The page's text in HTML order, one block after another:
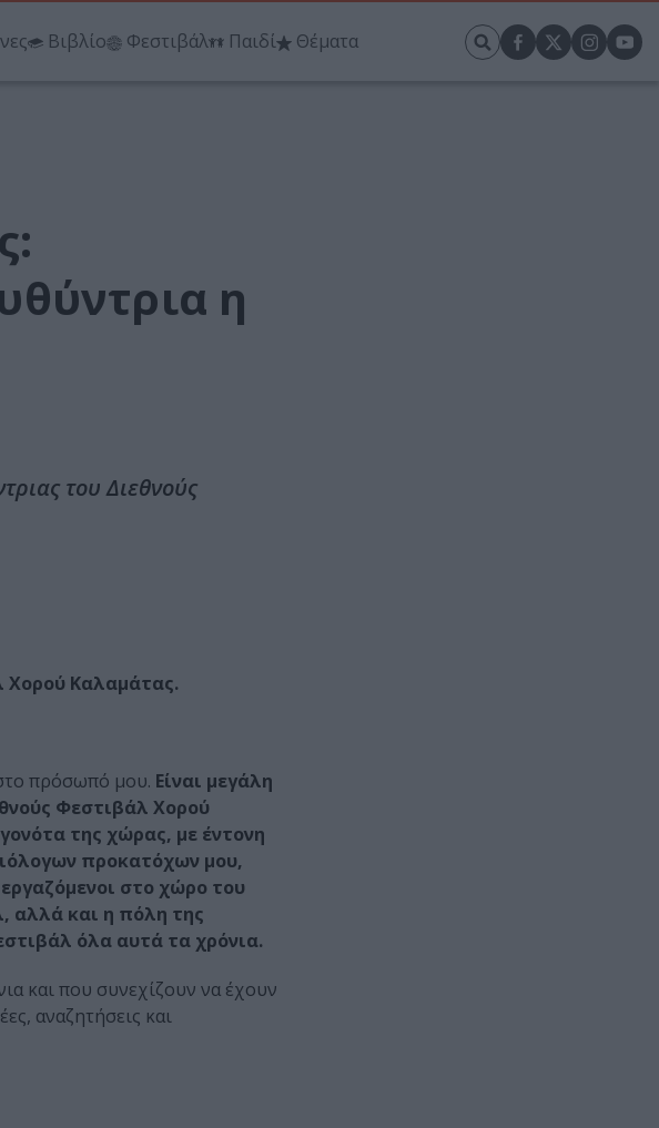
Βιβλίο Φεστιβάλ Παιδί Θέματα
η
του Διεθνούς
Χορού Καλαμάτας.
πρόσωπό μου. Είναι μεγάλη
Φεστιβάλ Χορού
της χώρας, με έντονη
προκατόχων μου,
στο χώρο του
αλλά και η πόλη της
όλα αυτά τα χρόνια.
και που συνεχίζουν να έχουν
αναζητήσεις και